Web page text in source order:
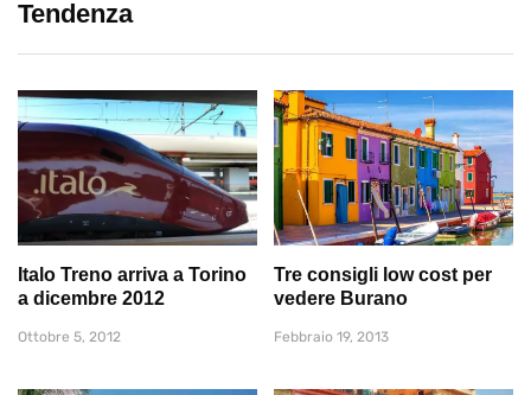
Tendenza
Italo Treno arriva a Torino
a dicembre 2012
Ottobre 5, 2012
Tre consigli low cost per
vedere Burano
Febbraio 19, 2013